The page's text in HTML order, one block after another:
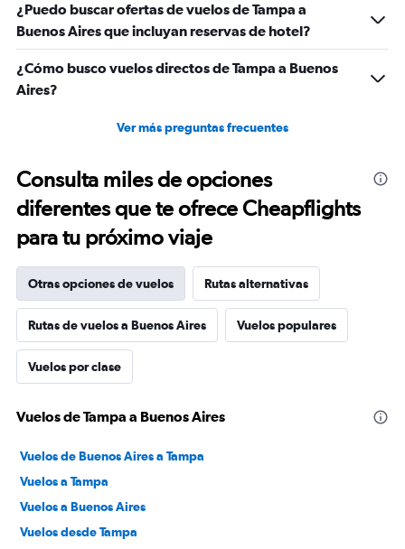
¿Puedo buscar ofertas de vuelos de Tampa a
Buenos Aires que incluyan reservas de hotel?
¿Cómo busco vuelos directos de Tampa a Buenos
Aires?
Ver más preguntas frecuentes
Consulta miles de opciones
diferentes que te ofrece Cheapflights
para tu próximo viaje
Otras opciones de vuelos Rutas alternativas
Rutas de vuelos a Buenos Aires Vuelos populares
Vuelos por clase
Vuelos de Tampa a Buenos Aires
Vuelos de Buenos Aires a Tampa
Vuelos a Tampa
Vuelos a Buenos Aires
Vuelos desde Tampa